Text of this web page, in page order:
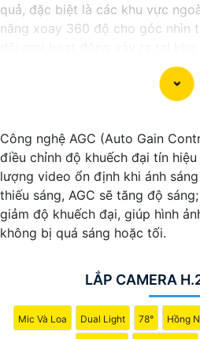
quả, đặc biệt là các khu vực
năng xoay 360 độ cho góc nhìn
các chi tiết trong khung hình sẽ
Camera được thiết kế chắc
thời tiết. ️Với camera wifi 360
tâm mà không cần lo lắng về
trội tài sản.
Công nghệ AGC (Auto Gain
điều chỉnh độ khuếch đại tín
lượng video ổn định khi ánh
thiếu sáng, AGC sẽ tăng độ
giảm độ khuếch đại, giúp hình
không bị quá sáng hoặc tối.
LẮP CAMERA
Mic Và Loa Dual Light 78° Hồng